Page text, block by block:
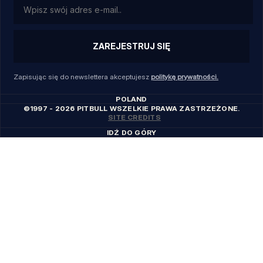
ZAREJESTRUJ SIĘ
Zapisując się do newslettera akceptujesz politykę prywatności.
POLAND
©1997 - 2026 PITBULL WSZELKIE PRAWA ZASTRZEŻONE.
SITE CREDITS
IDŹ DO GÓRY